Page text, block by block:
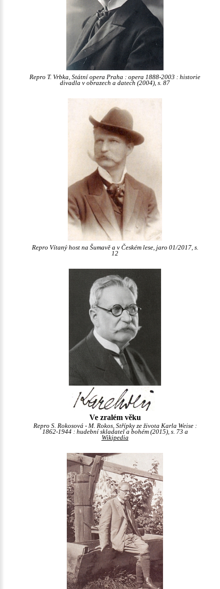
Repro T. Vrbka, Státní opera Praha : opera 1888-2003 : historie
divadla v obrazech a datech (2004), s. 87
Repro Vítaný host na Šumavě a v Českém lese, jaro 01/2017, s.
12
Ve zralém věku
Repro S. Rokosová - M. Rokos, Střípky ze života Karla Weise :
1862-1944 : hudební skladatel a bohém (2015), s. 73 a
Wikipedia